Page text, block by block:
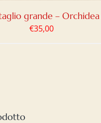
grande – Orchidea
€35,00